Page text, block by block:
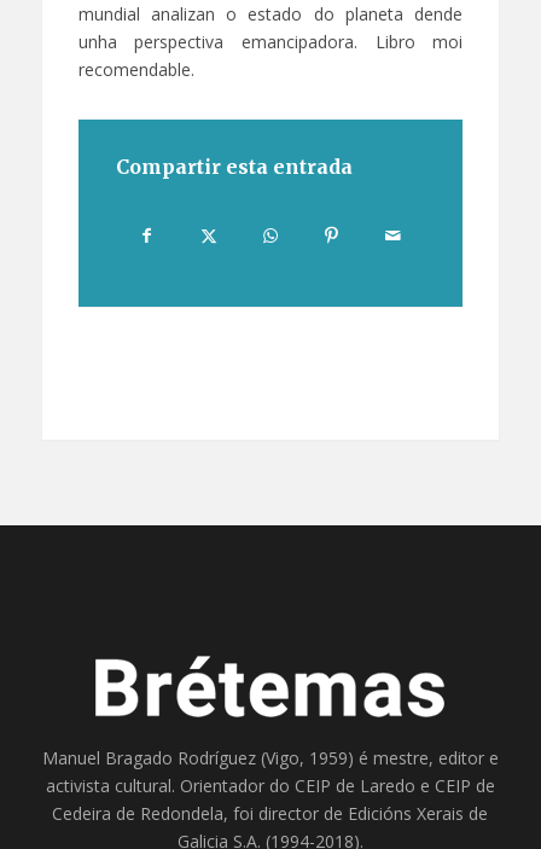
mundial analizan o estado do planeta dende
unha perspectiva emancipadora. Libro moi
recomendable.
Compartir esta entrada
Manuel Bragado Rodríguez (Vigo, 1959) é mestre, editor e
activista cultural. Orientador do CEIP de Laredo e CEIP de
Cedeira de Redondela, foi director de Edicións Xerais de
Galicia S.A. (1994-2018).